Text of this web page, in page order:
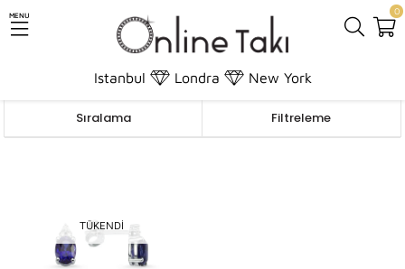
MENU
Istanbul Londra New York
0
Pırlanta Küpe
Filtreleme
Sıralama
TÜKENDI